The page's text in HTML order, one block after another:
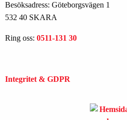
Besöksadress: Göteborgsvägen 1
532 40 SKARA
Ring oss: 0511-131 30
Integritet & GDPR